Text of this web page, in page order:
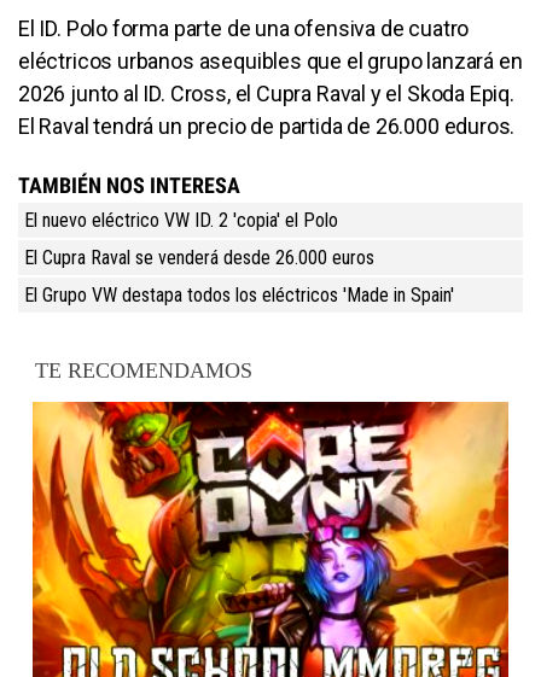
El ID. Polo forma parte de una ofensiva de cuatro
eléctricos urbanos asequibles que el grupo lanzará en
2026 junto al ID. Cross, el Cupra Raval y el Skoda Epiq.
El Raval tendrá un precio de partida de 26.000 eduros.
TAMBIÉN NOS INTERESA
El nuevo eléctrico VW ID. 2 'copia' el Polo
El Cupra Raval se venderá desde 26.000 euros
El Grupo VW destapa todos los eléctricos 'Made in Spain'
TE RECOMENDAMOS